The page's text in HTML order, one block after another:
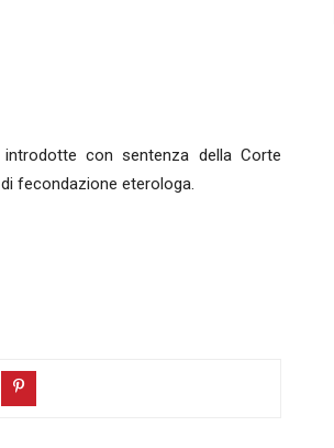
con sentenza della Corte
fecondazione eterologa.